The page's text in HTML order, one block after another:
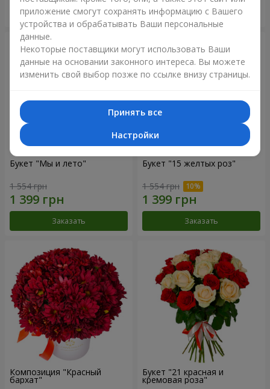
Заказать Заказать
Букет "Мы и лето"
1 554 грн
Заказать
Букет "15 желтых роз"
1 554 грн
Заказать
Композиция "Красный
бархат"
Букет "21 красная и
кремовая роза"
приложение смогут сохранять информацию с Вашего
устройства и обрабатывать Ваши персональные
данные.
Некоторые поставщики могут использовать Ваши
данные на основании законного интереса. Вы можете
изменить свой выбор позже по ссылке внизу страницы.
Принять все
Настройки